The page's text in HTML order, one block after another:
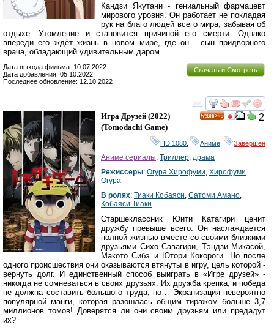
Кандзи Якутани - гениальный фармацевт
мирового уровня. Он работает не покладая
рук на благо людей всего мира, забывая об
отдыхе. Утомление и становится причиной его смерти. Однако
впереди его ждёт жизнь в новом мире, где он - сын придворного
врача, обладающий удивительным даром.
Скачать и Смотреть
Дата выхода фильма: 10.07.2022
Дата добавления: 05.10.2022
Последнее обновление: 12.10.2022
смотреть
2
Игра Друзей (2022)
(Tomodachi Game)
HD 1080 Аниме Завершён
Аниме сериалы Триллер драма
Режиссеры: Огура Хирофуми Хирофуми
Огура
В ролях: Тиаки Кобаяси Сатоми Амано
Кобаяси Тиаки
Старшеклассник Юити Катагири ценит
дружбу превыше всего. Он наслаждается
полной жизнью вместе со своими близкими
друзьями Сихо Савагири, Тэндзи Микасой,
Макото Сибэ и Ютори Кокороги. Но после
одного происшествия они оказываются втянуты в игру, цель которой -
вернуть долг. И единственный способ выиграть в «Игре друзей» -
никогда не сомневаться в своих друзьях. Их дружба крепка, и победа
не должна составить большого труда, но… Экранизация невероятно
популярной манги, которая разошлась общим тиражом больше 3,7
миллионов томов! Доверятся ли они своим друзьям или предадут
их?